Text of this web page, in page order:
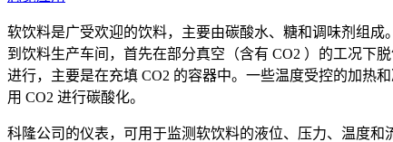
软饮料是广受欢迎的饮料，主要由碳酸水、糖和调味剂组
到饮料生产车间，首先在部分真空（含有 CO2 ）的工况下
进行，主要是在充填 CO2 的容器中。一些温度受控的加热
用 CO2 进行碳酸化。
科隆公司的仪表，可用于监测软饮料的液位、压力、温度